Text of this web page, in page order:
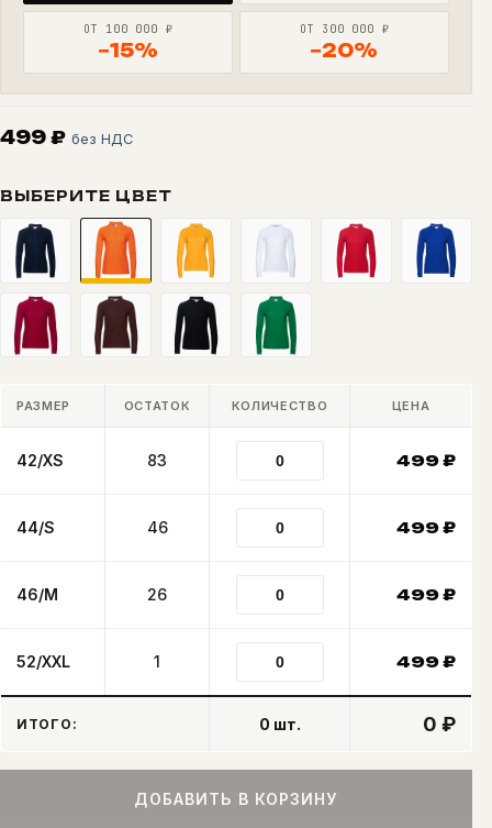
ОТ 100 000 ₽
−15%
ОТ 300 000 ₽
−20%
499 ₽ без НДС
ВЫБЕРИТЕ ЦВЕТ
РАЗМЕР ОСТАТОК КОЛИЧЕСТВО ЦЕНА
42/XS 83 499₽
44/S 46 499₽
46/M 26 499₽
52/XXL 1 499₽
ИТОГО: 0 шт. 0 ₽
ДОБАВИТЬ В КОРЗИНУ